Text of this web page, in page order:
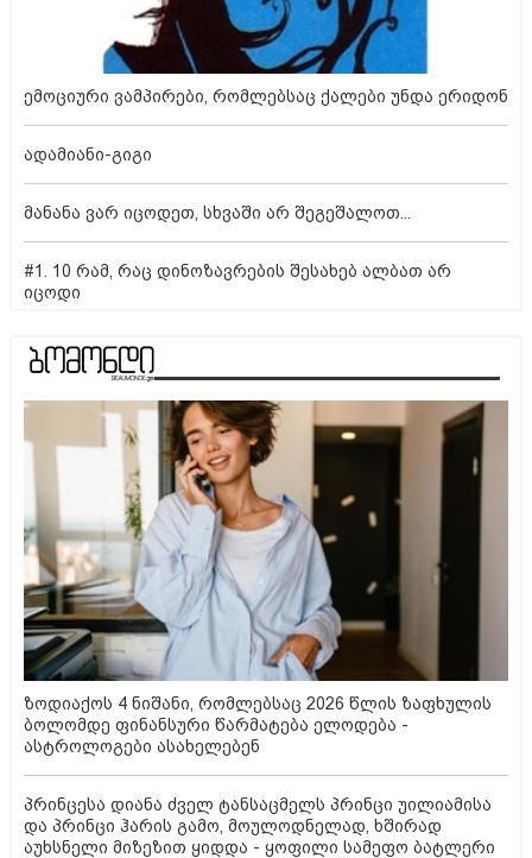
ემოციური ვამპირები, რომლებსაც ქალები უნდა ერიდონ
ადამიანი-გიგი
მანანა ვარ იცოდეთ, სხვაში არ შეგეშალოთ...
#1. 10 რამ, რაც დინოზავრების შესახებ ალბათ არ
იცოდი
ზოდიაქოს 4 ნიშანი, რომლებსაც 2026 წლის ზაფხულის
ბოლომდე ფინანსური წარმატება ელოდება -
ასტროლოგები ასახელებენ
პრინცესა დიანა ძველ ტანსაცმელს პრინცი უილიამისა
და პრინცი ჰარის გამო, მოულოდნელად, ხშირად
აუხსნელი მიზეზით ყიდდა - ყოფილი სამეფო ბატლერი